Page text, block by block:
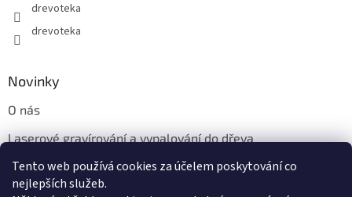
Tento web používá cookies za účelem poskytování co
nejlepších služeb.
drevoteka
drevoteka
Novinky
O nás
Laserové gravírování a vypalování do dřeva
Proč jíst z přírodních dřevěných talířů: Ekologická a Stylová
Volba